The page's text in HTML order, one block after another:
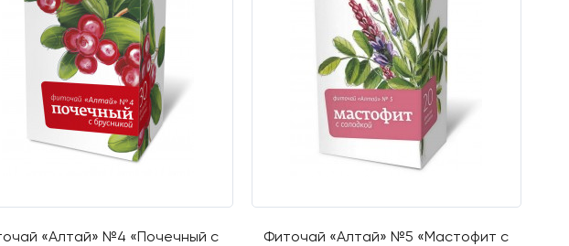
«Алтай» №4 «Почечный с
Фиточай «Алтай» №5 «Мастофит с